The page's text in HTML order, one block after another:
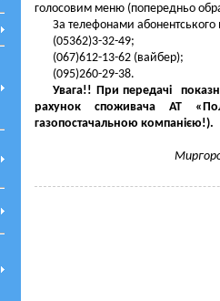
голосовим меню (попередньо
За телефонами абонентського
(05362)3-32-49;
(067)612-13-62 (вайбер);
(095)260-29-38.
Увага!! При передачі
рахунок споживача АТ
газопостачальною компанією!).